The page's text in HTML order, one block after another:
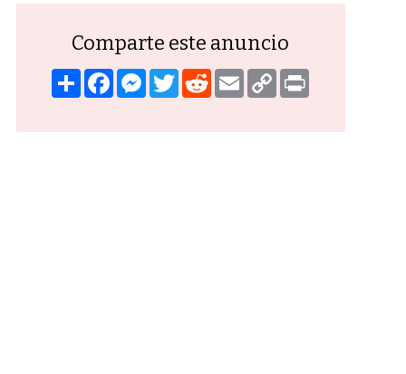
Comparte este anuncio
CompartirFacebookMensajero
GorjeoRedditCorreo
electrónico
Copiar
enlace